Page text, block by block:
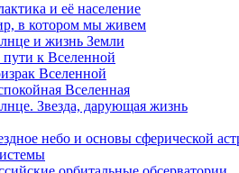
и её население
в котором мы живем
и жизнь Земли
к Вселенной
Вселенной
Вселенная
Звезда, дарующая жизнь
небо и основы сферической